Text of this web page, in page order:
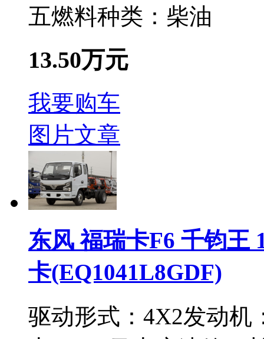
五燃料种类： 柴油
13.50万元
我要购车
图片文章
东风 福瑞卡F6 千钧王
卡(EQ1041L8GDF)
驱动形式： 4X2发动机